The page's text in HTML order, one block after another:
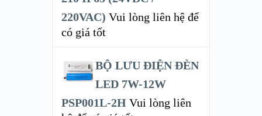
220VAC) Vui lòng liên hệ để
có giá tốt
BỘ LƯU ĐIỆN ĐÈN
LED 7W-12W
PSP001L-2H Vui lòng liên